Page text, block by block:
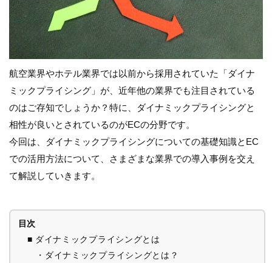
航空業界やホテル業界では以前から採用されていた「ダイナ
ミックプライシング」が、近年他の業界でも注目されている
のはご存知でしょうか？特に、ダイナミックプライシングと
相性が良いとされているのがECの分野です。
今回は、ダイナミックプライシングについての基礎知識とEC
での活用方法について、さまざまな業界での導入事例を交え
て解説していきます。
目次
■ ダイナミックプライシングとは
・ダイナミックプライシングとは？